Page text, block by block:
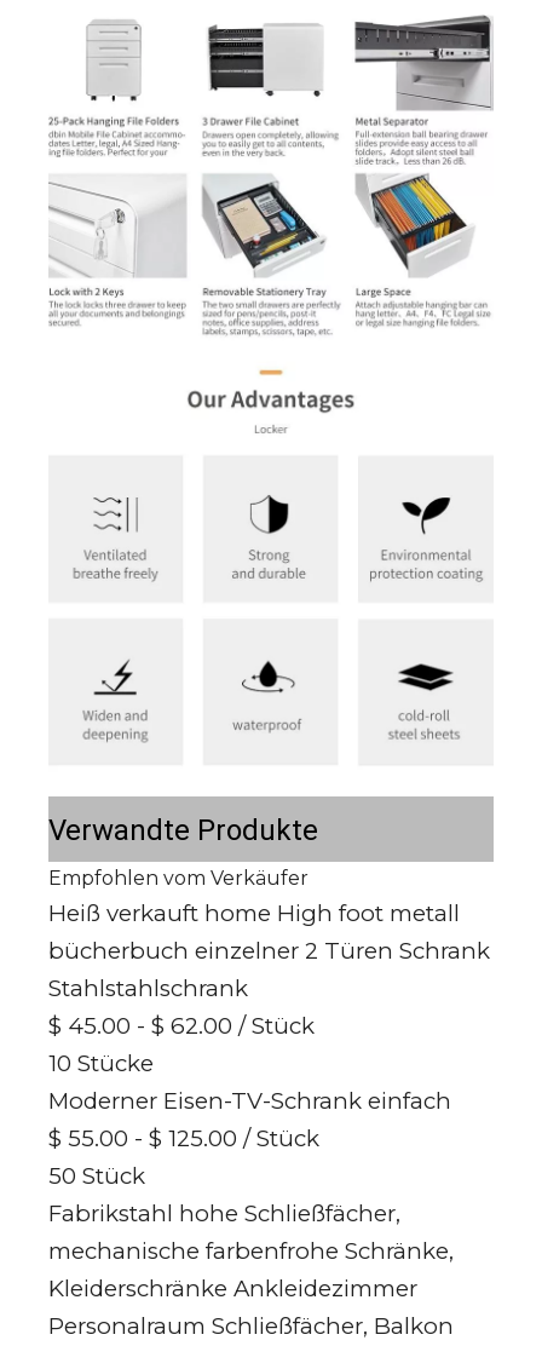
Verwandte Produkte
Empfohlen vom Verkäufer
Heiß verkauft home High foot metall
bücherbuch einzelner 2 Türen Schrank
Stahlstahlschrank
$ 45.00 - $ 62.00 / Stück
10 Stücke
Moderner Eisen-TV-Schrank einfach
$ 55.00 - $ 125.00 / Stück
50 Stück
Fabrikstahl hohe Schließfächer,
mechanische farbenfrohe Schränke,
Kleiderschränke Ankleidezimmer
Personalraum Schließfächer, Balkon